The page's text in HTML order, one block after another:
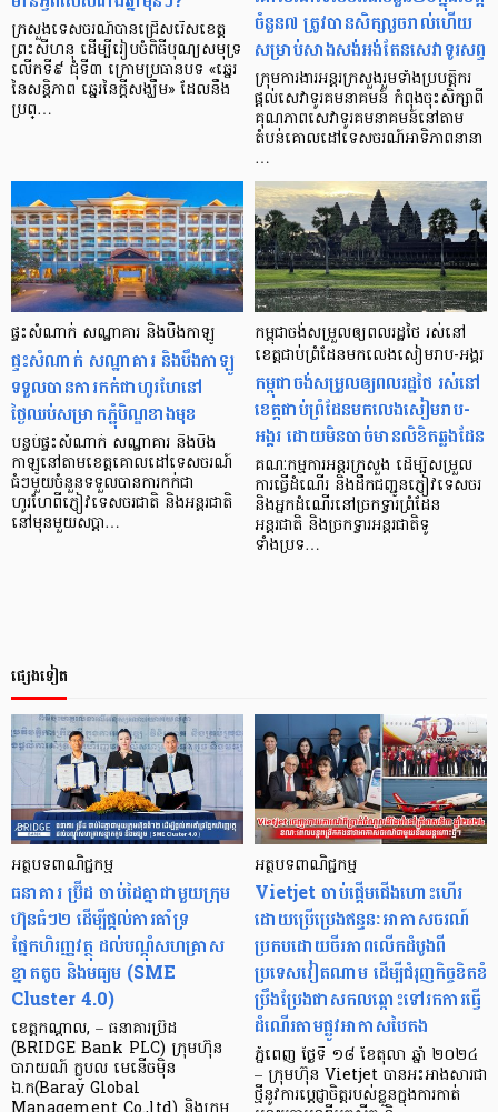
ក្រសួងទេសចរណ៍បានជ្រើសរើសខេត្ត
ព្រះសីហនុ ដើម្បីរៀបចំពិធីបុណ្យសមុទ្រ
លើកទី៩ ជុំទី៣ ក្រោមប្រធានបទ «ឆ្នេរ
នៃសន្តិភាព ឆ្នេរនៃក្ដីសង្ឃឹម» ដែលនឹង
ប្រព្…
ចំនួន៧ ត្រូវបានសិក្សារួចរាល់ហើយ
សម្រាប់សាងសង់អង់តែនសេវាទូរសព្ទ
ក្រុមការងារអន្តរក្រសួងរួមទាំងប្របត្តិករ
ផ្តល់សេវាទូរគមនាគមន៍ កំពុងចុះសិក្សាពី
គុណភាពសេវាទូរគមនាគមន៍នៅតាម
តំបន់គោលដៅទេសចរណ៍អាទិភាពនានា
…
ផ្ទះសំណាក់ សណ្ឋាគារ និងបឹងកាឡូ
ផ្ទះសំណាក់ សណ្ឋាគារ និងបឹងកាឡូ
ទទួលបានការកក់ជាហូរហែនៅ
ថ្ងៃឈប់សម្រាកភ្ជុំបិណ្ឌខាងមុខ
បន្ទប់ផ្ទះសំណាក់ សណ្ឋាគារ និងបឹង
កាឡូនៅតាមខេត្តគោលដៅទេសចរណ៍
ធំៗមួយចំនួនទទួលបានការកក់ជា
ហូរហែពីភ្ញៀវទេសចរជាតិ និងអន្តរជាតិ
នៅមុនមួយសប្ដា…
កម្ពុជាចង់សម្រួលឲ្យពលរដ្ឋថៃ រស់នៅ
ខេត្តជាប់ព្រំដែនមកលេងសៀមរាប-អង្គរ
កម្ពុជាចង់សម្រួលឲ្យពលរដ្ឋថៃ រស់នៅ
ខេត្តជាប់ព្រំដែនមកលេងសៀមរាប-
អង្គរ ដោយមិនបាច់មានលិខិតឆ្លងដែន
គណៈកម្មការអន្តរក្រសួង ដើម្បីសម្រួល
ការធ្វើដំណើរ និងដឹកជញ្ជូនភ្ញៀវទេសចរ
និងអ្នកដំណើរនៅច្រកទ្វារព្រំដែន
អន្តរជាតិ និងច្រកទ្វារអន្តរជាតិទូ
ទាំងប្រទ…
ផ្សេងទៀត
អត្ថបទពាណិជ្ជកម្ម
ធនាគារ ប្រ៊ីដ ចាប់ដៃគ្នាជាមួយក្រុម
ហ៊ុនធំៗ២ ដើម្បីផ្ដល់ការគាំទ្រ
ផ្នែកហិរញ្ញវត្ថុ ដល់បណ្ដុំសហគ្រាស
ខ្នាតតូច និងមធ្យម (SME
Cluster 4.0)
ខេត្តកណ្តាល, – ធនាគារប្រ៊ីដ
(BRIDGE Bank PLC) ក្រុមហ៊ុន
បារាយណ៍ ក្លូបល មេនើចម៉ិន
ឯ.ក(Baray Global
អត្ថបទពាណិជ្ជកម្ម
Vietjet ចាប់ផ្តើមជើងហោះហើរ
ដោយប្រើប្រេងឥន្ធនៈអាកាសចរណ៍
ប្រកបដោយចីរភាពលើកដំបូងពី
ប្រទេសវៀតណាម ដើម្បីជំរុញកិច្ចខិតខំ
ប្រឹងប្រែងជាសកលឆ្ពោះទៅរកការធ្វើ
ដំណើរតាមផ្លូវអាកាសបៃតង
ភ្នំពេញ ថ្ងៃទី ១៨ ខែតុលា ឆ្នាំ ២០២៤
– ក្រុមហ៊ុន Vietjet បានអះអាងសារជា
ថ្មីនូវការប្តេជ្ញាចិត្តរបស់ខ្លួនក្នុងការកាត់